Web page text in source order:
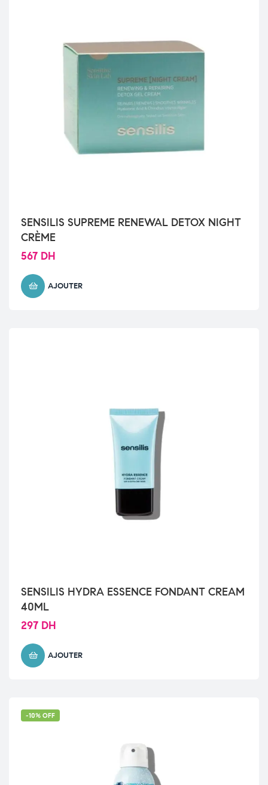
SENSILIS SUPREME RENEWAL DETOX NIGHT
CRÈME
567 DH
AJOUTER
SENSILIS HYDRA ESSENCE FONDANT CREAM
40ML
297 DH
AJOUTER
-10% OFF